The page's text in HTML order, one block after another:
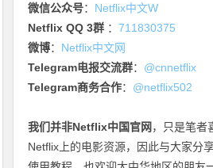
微信公众号： Netflix中文W
Netflix QQ 3群 ： 711830375
微博： Netflix中文网
Telegram电报交流群： @cnnetflix
Telegram商务合作： @netflix502
我们并非Netflix中国官网 ，只是笔者
Netflix上的电影资源，因此与大家分